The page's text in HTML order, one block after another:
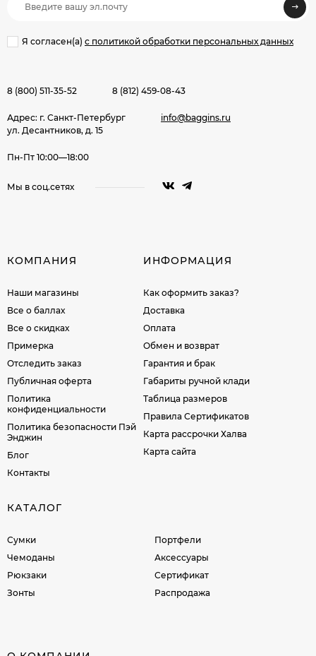
Я согласен(a) с политикой обработки персональных данных
8 (800) 511-35-52 8 (812) 459-08-43
Адрес: г. Санкт-Петербург
ул. Десантников, д. 15
info@baggins.ru
Пн-Пт 10:00—18:00
Мы в соц.сетях
КОМПАНИЯ
Наши магазины
Все о баллах
Все о скидках
Примерка
Отследить заказ
Публичная оферта
Политика
конфиденциальности
Политика безопасности Пэй
Энджин
Блог
Контакты
ИНФОРМАЦИЯ
Как оформить заказ?
Доставка
Оплата
Обмен и возврат
Гарантия и брак
Габариты ручной клади
Таблица размеров
Правила Сертификатов
Карта рассрочки Халва
Карта сайта
КАТАЛОГ
Сумки
Чемоданы
Рюкзаки
Зонты
Портфели
Аксессуары
Сертификат
Распродажа